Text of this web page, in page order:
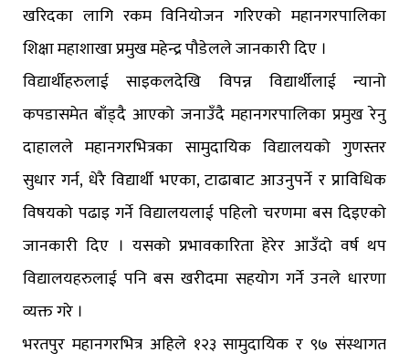
खरिदका लागि रकम विनियोजन गरिएको महानगरपालिका
शिक्षा महाशाखा प्रमुख महेन्द्र पौडेलले जानकारी दिए ।
विद्यार्थीहरुलाई साइकलदेखि विपन्न विद्यार्थीलाई न्यानो
कपडासमेत बाँड्दै आएको जनाउँदै महानगरपालिका प्रमुख रेनु
दाहालले महानगरभित्रका सामुदायिक विद्यालयको गुणस्तर
सुधार गर्न, धेरै विद्यार्थी भएका, टाढाबाट आउनुपर्ने र प्राविधिक
विषयको पढाइ गर्ने विद्यालयलाई पहिलो चरणमा बस दिइएको
जानकारी दिए । यसको प्रभावकारिता हेरेर आउँदो वर्ष थप
विद्यालयहरुलाई पनि बस खरीदमा सहयोग गर्ने उनले धारणा
व्यक्त गरे ।
भरतपुर महानगरभित्र अहिले १२३ सामुदायिक र ९७ संस्थागत